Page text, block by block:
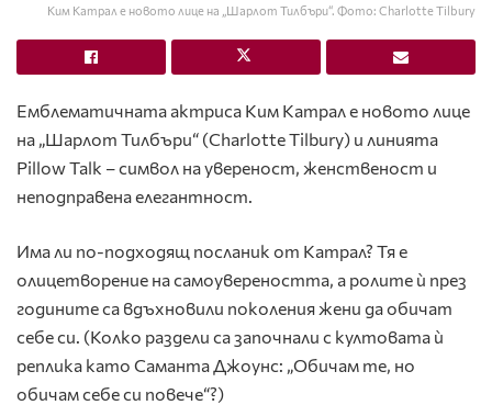
Ким Катрал е новото лице на „Шарлот Тилбъри“. Фото: Charlotte Tilbury
Емблематичната актриса Ким Катрал е новото лице
на „Шарлот Тилбъри“ (Charlotte Tilbury) и линията
Pillow Talk – символ на увереност, женственост и
неподправена елегантност.
Има ли по-подходящ посланик от Катрал? Тя е
олицетворение на самоувереността, а ролите ѝ през
годините са вдъхновили поколения жени да обичат
себе си. (Колко раздели са започнали с култовата ѝ
реплика като Саманта Джоунс: „Обичам те, но
обичам себе си повече“?)